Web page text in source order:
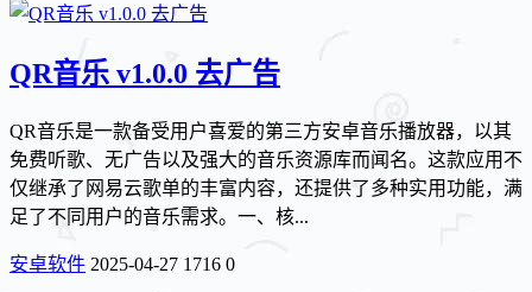
QR音乐 v1.0.0 去广告
QR音乐是一款备受用户喜爱的第三方安卓音乐播放器，以其
免费听歌、无广告以及强大的音乐资源库而闻名。这款应用不
仅继承了网易云歌单的丰富内容，还提供了多种实用功能，满
足了不同用户的音乐需求。一、核...
安卓软件 2025-04-27 1716 0